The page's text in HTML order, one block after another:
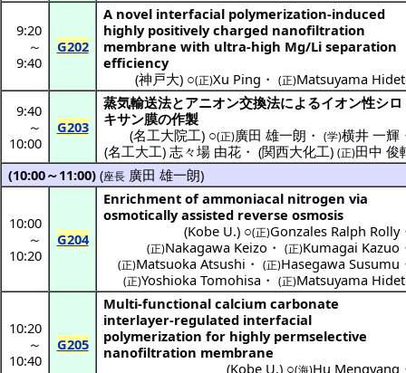
9:20
～
9:40
G202
A novel interfacial polymerization-induced
highly positively charged nanofiltration
membrane with ultra-high Mg/Li separation
efficiency
(神戸大) ○(正)Xu Ping ・ (正)Matsuyama
9:40
～
10:00
G203
蒸気輸送法とアニオン交換法によるイオン性シロ
キサン膜の作製
(名工大院工) ○(正)廣田 雄一朗 ・ (学)横井 一輝
(名工大工) 志々場 由花・ (関西大化工) (正)田中 俊
(10:00～11:00) (座長 廣田 雄一朗)
10:00
～
10:20
G204
Enrichment of ammoniacal nitrogen via
osmotically assisted reverse osmosis
(Kobe U.) ○(正)Gonzales Ralph Rolly
(正)Nakagawa Keizo ・ (正)Kumagai Kazuo
(正)Matsuoka Atsushi ・ (正)Hasegawa Susumu
(正)Yoshioka Tomohisa ・ (正)Matsuyama
10:20
～
10:40
G205
Multi-functional calcium carbonate
interlayer-regulated interfacial
polymerization for highly permselective
nanofiltration membrane
(Kobe U.) ○(海)Hu Mengyang